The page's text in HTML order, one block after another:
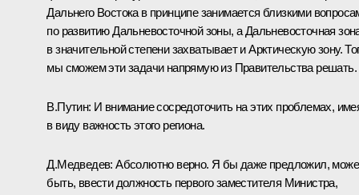
Дальнего Востока в принципе занимается близкими
по развитию Дальневосточной зоны, а Дальневосточная
в значительной степени захватывает и Арктическую зону.
мы сможем эти задачи напрямую из Правительства решать.
В.Путин: И внимание сосредоточить на этих проблемах,
в виду важность этого региона.
Д.Медведев: Абсолютно верно. Я бы даже предложил,
быть, ввести должность первого заместителя Министра,